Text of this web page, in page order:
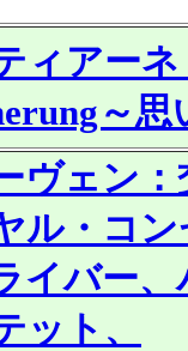
ィアー
～思
ヴェン：
ル・コン
バー、
ット、